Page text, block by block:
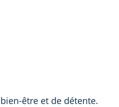
bien-être et de détente.